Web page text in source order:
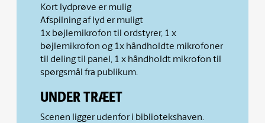
Kort lydprøve er mulig
Afspilning af lyd er muligt
1x bøjlemikrofon til ordstyrer, 1 x
bøjlemikrofon og 1x håndholdte mikrofoner
til deling til panel, 1 x håndholdt mikrofon til
spørgsmål fra publikum.
UNDER TRÆET
Scenen ligger udenfor i bibliotekshaven.